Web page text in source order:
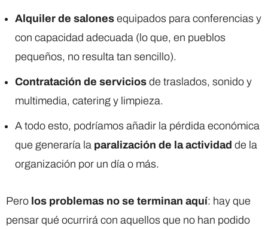
Alquiler de salones equipados para conferencias y
con capacidad adecuada (lo que, en pueblos
pequeños, no resulta tan sencillo).
Contratación de servicios de traslados, sonido y
multimedia, catering y limpieza.
A todo esto, podríamos añadir la pérdida económica
que generaría la paralización de la actividad de la
organización por un día o más.
Pero los problemas no se terminan aquí: hay que
pensar qué ocurrirá con aquellos que no han podido